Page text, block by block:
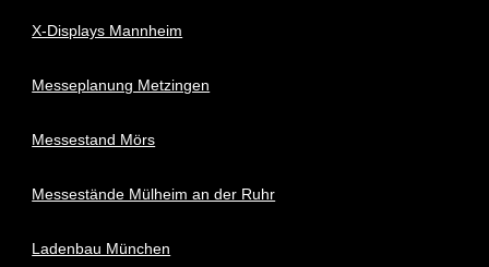
X-Displays Mannheim
Messeplanung Metzingen
Messestand Mörs
Messestände Mülheim an der Ruhr
Ladenbau München